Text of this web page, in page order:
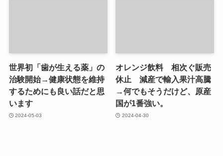
世界初「歯が生える薬」の
治験開始→健康状態を維持
するためにも良い話だと思
います
2024-05-03
オレンジ飲料 相次ぐ販売
休止 減産で輸入果汁高騰
→何でもそうだけど、原産
国が1番強い。
2024-04-30